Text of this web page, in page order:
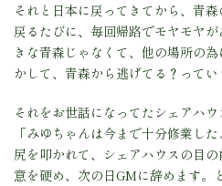
それと日本に戻ってきてから、青
戻るたびに、毎回帰路でモヤモヤ
きな青森じゃなくて、他の場所の
かして、青森から逃げてる？ってい
それをお世話になってたシェアハ
「みゆちゃんは今まで十分修業し
尻を叩かれて、シェアハウスの目
意を硬め、次の日GMに辞めます。